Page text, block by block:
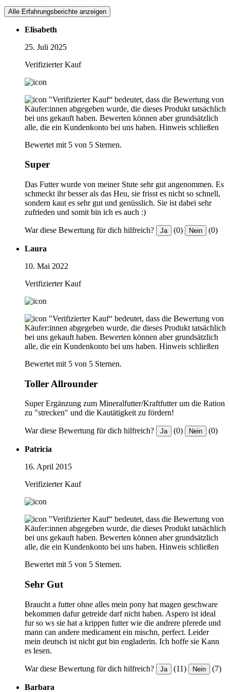
Alle Erfahrungsberichte anzeigen
Elisabeth
25. Juli 2025
Verifizierter Kauf
"Verifizierter Kauf“ bedeutet, dass die Bewertung von
Käufer:innen abgegeben wurde, die dieses Produkt tatsächlich
bei uns gekauft haben. Bewerten können aber grundsätzlich
alle, die ein Kundenkonto bei uns haben. Hinweis schließen
Bewertet mit 5 von 5 Sternen.
Super
Das Futter wurde von meiner Stute sehr gut angenommen. Es
schmeckt ihr besser als das Heu, sie frisst es nicht so schnell,
sondern kaut es sehr gut und genüsslich. Sie ist dabei sehr
zufrieden und somit bin ich es auch :)
War diese Bewertung für dich hilfreich? Ja (0) Nein (0)
Laura
10. Mai 2022
Verifizierter Kauf
"Verifizierter Kauf“ bedeutet, dass die Bewertung von
Käufer:innen abgegeben wurde, die dieses Produkt tatsächlich
bei uns gekauft haben. Bewerten können aber grundsätzlich
alle, die ein Kundenkonto bei uns haben. Hinweis schließen
Bewertet mit 5 von 5 Sternen.
Toller Allrounder
Super Ergänzung zum Mineralfutter/Kraftfutter um die Ration
zu "strecken" und die Kautätigkeit zu fördern!
War diese Bewertung für dich hilfreich? Ja (0) Nein (0)
Patricia
16. April 2015
Verifizierter Kauf
"Verifizierter Kauf“ bedeutet, dass die Bewertung von
Käufer:innen abgegeben wurde, die dieses Produkt tatsächlich
bei uns gekauft haben. Bewerten können aber grundsätzlich
alle, die ein Kundenkonto bei uns haben. Hinweis schließen
Bewertet mit 5 von 5 Sternen.
Sehr Gut
Braucht a futter ohne alles mein pony hat magen geschware
bekommen dafur getreide darf nicht haben. Aspero ist ideal
fur so ws sie hat a krippen futter wie die andrere pferede und
mann can andere medicament ein mischn, perfect. Leider
mein deutsch ist nicht gut bin engladerin. Ich hoffe sie Kann
es lesen.
War diese Bewertung für dich hilfreich? Ja (11) Nein (7)
Barbara